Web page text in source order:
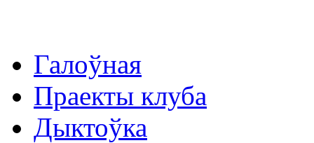
Галоўная
Праекты клуба
Дыктоўка